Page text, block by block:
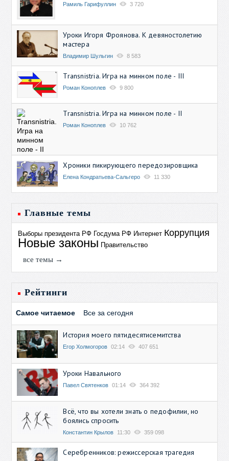
Рамиль Гарифуллин 3 720
Уроки Игоря Фроянова. К девяностолетию
мастера
Владимир Шульгин 8 583
Transnistria. Игра на минном поле - III
Роман Коноплев 9 800
Transnistria. Игра на минном поле - II
Роман Коноплев 10 762
Хроники пикирующего передозировщика
Елена Кондратьева-Сальгеро 11 330
Главные темы
Выборы президента РФ Госдума РФ Интернет Коррупция
Новые законы Правительство
все темы →
Рейтинги
Самое читаемое Все за сегодня
История моего пятидесятисемитства
Егор Холмогоров 02:14 407 651
Уроки Навального
Павел Святенков 01:14 364 392
Всё, что вы хотели знать о педофилии, но
боялись спросить
Константин Крылов 11:30 359 098
Серебренников: режиссерская трагедия